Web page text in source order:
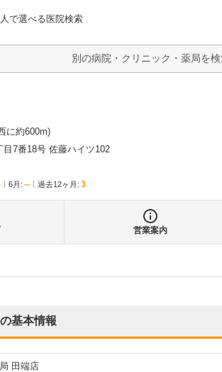
人で選べる医院検索
院なび
に約600m)
7番18号 佐藤ハイツ102
6月 : -- 過去12ヶ月: 3
営業案内
の基本情報
田端店